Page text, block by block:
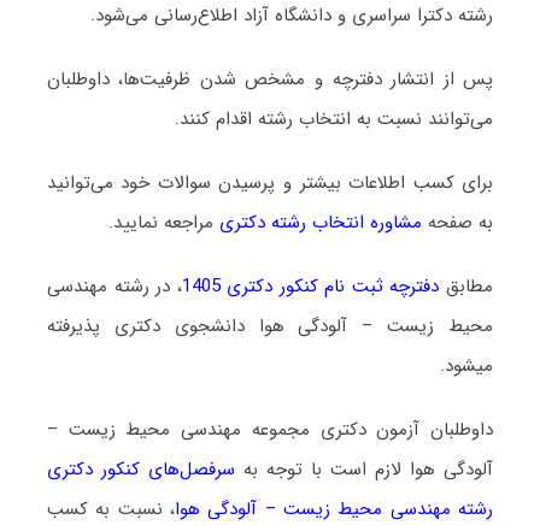
رشته دکترا سراسری و دانشگاه آزاد اطلاع‌رسانی می‌شود.
پس از انتشار دفترچه و مشخص شدن ظرفیت‌ها، داوطلبان
می‌توانند نسبت به انتخاب رشته اقدام کنند.
برای کسب اطلاعات بیشتر و پرسیدن سوالات خود می‌توانید
به صفحه مشاوره انتخاب رشته دکتری مراجعه نمایید.
مطابق دفترچه ثبت نام کنکور دکتری 1405
، در رشته مهندسی
محیط زیست – آلودگی هوا دانشجوی دکتری پذیرفته
میشود.
داوطلبان آزمون دکتری مجموعه مهندسی محیط زیست –
آلودگی هوا لازم است با توجه به سرفصل‌های کنکور دکتری
رشته مهندسی محیط زیست – آلودگی هوا، نسبت به کسب